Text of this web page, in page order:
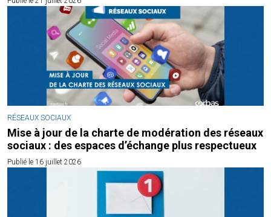
RÉSEAUX SOCIAUX
Mise à jour de la charte de modération des réseaux
sociaux : des espaces d’échange plus respectueux
Publié le 16 juillet 2026